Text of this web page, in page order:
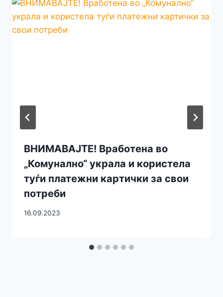
ВНИМАВАЈТЕ! Вработена во
„Комунално“ украла и користела
туѓи платежни картички за свои
потреби
16.09.2023